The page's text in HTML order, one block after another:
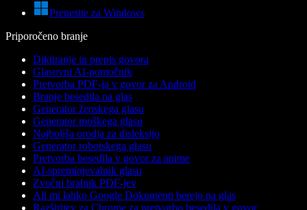
Prenesite za Windows
Priporočeno branje
Diktiranje in prepis govora
Glasovni AI-pomočnik
Pretvorba PDF-ja v govor za Android
Branje besedila na glas
Generator ženskega glasu
Generator moškega glasu
Najboljša orodja za disleksijo
Generator robotskega glasu
Pretvorba besedila v govor za anime
AI-spreminjevalnik glasu
Zvočni bralnik PDF-jev
Ali mi lahko Google Dokumenti berejo na glas
Razširitev za Chrome za pretvorbo besedila v govor